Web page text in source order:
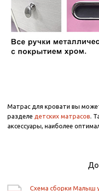
Матрас для кровати вы
разделе детских матрасов.
аксессуары, наиболее
Схема сборки Малыш